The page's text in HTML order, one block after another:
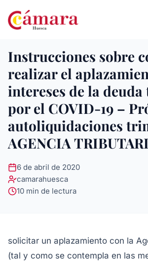
Instrucciones sobre
realizar el
intereses de la
por el COVID-19 –
autoliquidaciones
AGENCIA
6 de abril de 2020
camarahuesca
10 min de lectura
solicitar un aplazamiento con la
(tal y como se contempla en las